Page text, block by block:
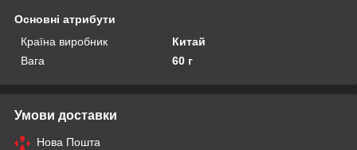
Основні атрибути
Країна виробник
Китай
Вага
60 г
Умови доставки
Нова Пошта